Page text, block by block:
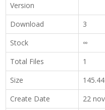
Version
Download
3
Stock
∞
Total Files
1
Size
Create Date
22